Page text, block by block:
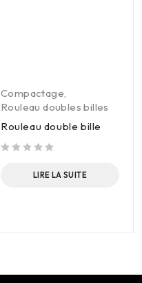
Compactage,
Rouleau doubles billes
Rouleau double bille
LIRE LA SUITE